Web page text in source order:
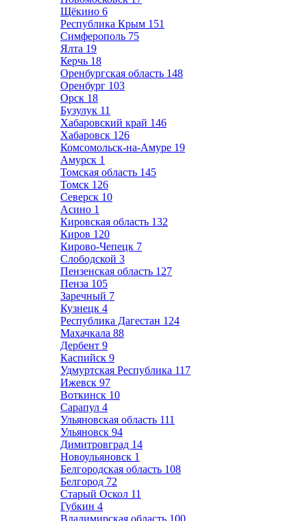
Щёкино 6
Республика Крым 151
Симферополь 75
Ялта 19
Керчь 18
Оренбургская область 148
Оренбург 103
Орск 18
Бузулук 11
Хабаровский край 146
Хабаровск 126
Комсомольск-на-Амуре 19
Амурск 1
Томская область 145
Томск 126
Северск 10
Асино 1
Кировская область 132
Киров 120
Кирово-Чепецк 7
Слободской 3
Пензенская область 127
Пенза 105
Заречный 7
Кузнецк 4
Республика Дагестан 124
Махачкала 88
Дербент 9
Каспийск 9
Удмуртская Республика 117
Ижевск 97
Воткинск 10
Сарапул 4
Ульяновская область 111
Ульяновск 94
Димитровград 14
Новоульяновск 1
Белгородская область 108
Белгород 72
Старый Оскол 11
Губкин 4
Владимирская область 100